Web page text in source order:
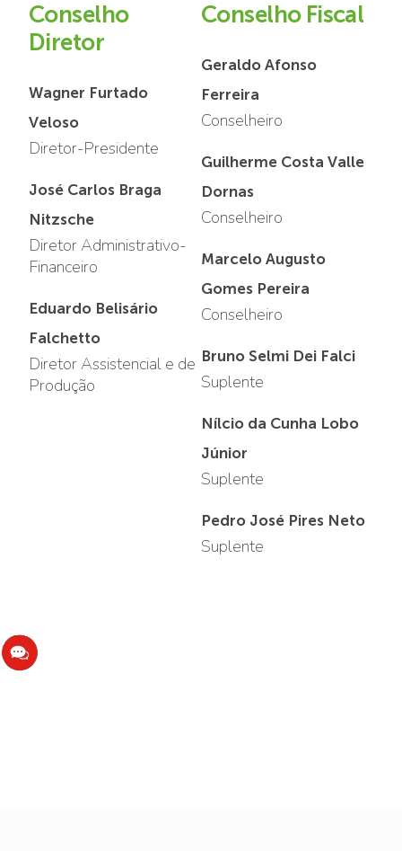
Conselho
Diretor
Wagner Furtado
Veloso
Diretor-Presidente
José Carlos Braga
Nitzsche
Diretor Administrativo-
Financeiro
Eduardo Belisário
Falchetto
Diretor Assistencial e de
Produção
Conselho Fiscal
Geraldo Afonso
Ferreira
Conselheiro
Guilherme Costa Valle
Dornas
Conselheiro
Marcelo Augusto
Gomes Pereira
Conselheiro
Bruno Selmi Dei Falci
Suplente
Nílcio da Cunha Lobo
Júnior
Suplente
Pedro José Pires Neto
Suplente